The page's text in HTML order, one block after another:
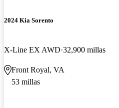
2024 Kia Sorento
X-Line EX AWD 32,900 millas
Front Royal, VA
53 millas